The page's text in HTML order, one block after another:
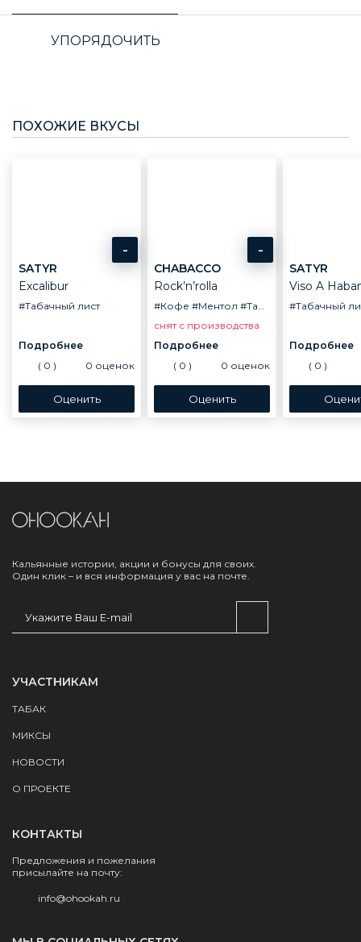
УПОРЯДОЧИТЬ
ПОХОЖИЕ ВКУСЫ
-
SATYR
Excalibur
#Табачный лист
( 0 ) 0 оценок
-
CHABACCO
Rock’n’rolla
#Кофе #Ментол #Табачный лист
снят с производства
( 0 ) 0 оценок
SATYR
#Табачный
( 0 )
Кальянные истории, акции и бонусы для своих.
Один клик – и вся информация у вас на почте.
УЧАСТНИКАМ
ТАБАК
МИКСЫ
НОВОСТИ
О ПРОЕКТЕ
КОНТАКТЫ
Предложения и пожелания
присылайте на почту:
info@ohookah.ru